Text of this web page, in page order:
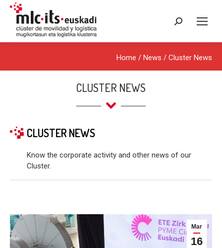
Search:
Home / News / Cluster News
CLUSTER NEWS
CLUSTER NEWS
Know the corporate activity and other news of our
Cluster.
Mar
16